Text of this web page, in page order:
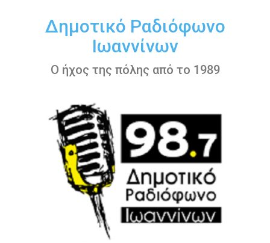
περιεχόμενοΔημοτικό Ραδιόφωνο
Ιωαννίνων
Ο ήχος της πόλης από το 1989